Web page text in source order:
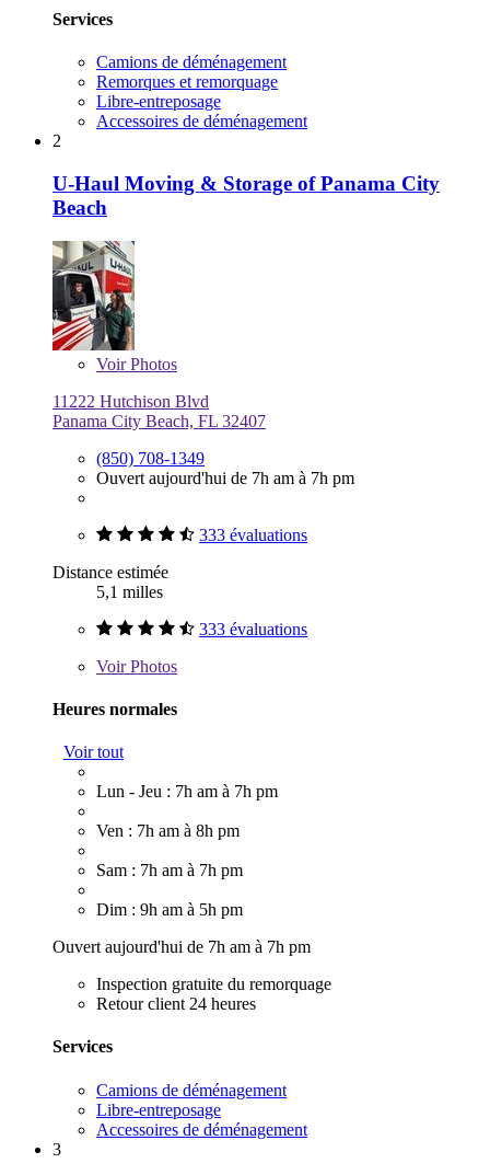
Services
Camions de déménagement
Remorques et remorquage
Libre-entreposage
Accessoires de déménagement
2
U-Haul Moving & Storage of Panama City
Beach
VoirPhotos
11222 Hutchison Blvd
Panama City Beach, FL 32407
(850) 708-1349
Ouvert aujourd'hui de 7h am à 7h pm
333 évaluations
Distance estimée
5,1 milles
333 évaluations
VoirPhotos
Heures normales
Voir tout
Lun - Jeu : 7h am à 7h pm
Ven : 7h am à 8h pm
Sam : 7h am à 7h pm
Dim : 9h am à 5h pm
Ouvert aujourd'hui de 7h am à 7h pm
Inspection gratuite du remorquage
Retour client 24 heures
Services
Camions de déménagement
Libre-entreposage
Accessoires de déménagement
3